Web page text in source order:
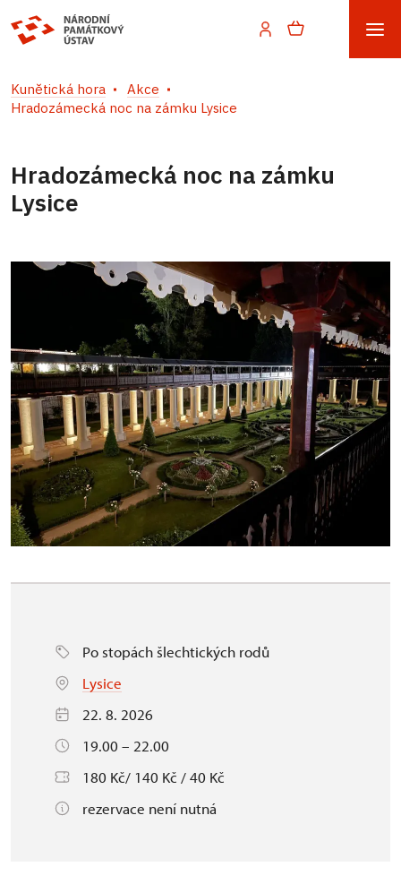
Kunětická hora
Akce
Hradozámecká noc na zámku Lysice
Hradozámecká noc na zámku
Lysice
Po stopách šlechtických rodů
Lysice
22. 8. 2026
19.00 – 22.00
180 Kč/ 140 Kč / 40 Kč
rezervace není nutná